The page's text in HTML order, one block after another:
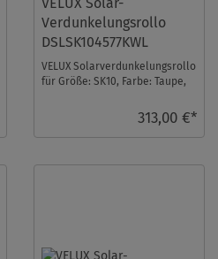
Verdunkelungsrollo
DSLSK104577KWL
VELUX Solarverdunkelungsrollo
für Größe: SK10, Farbe: Taupe,
313,00 €*